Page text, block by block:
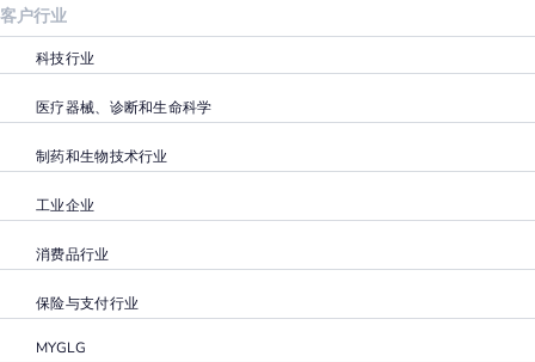
客户行业
科技行业
医疗器械、诊断和生命科学
制药和生物技术行业
工业企业
消费品行业
保险与支付行业
MYGLG